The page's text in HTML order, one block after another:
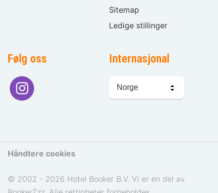
Sitemap
Ledige stillinger
Følg oss Internasjonal
Håndtere cookies
© 2002 - 2026 Hotel Booker B.V. Vi er en del av